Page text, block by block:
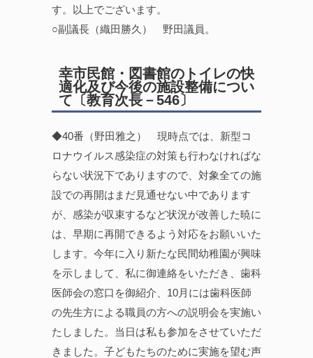
す。以上でございます。
○副議長（織田勝久） 野田議員。
幸市民館・図書館のトイレの快
適化及び今後の施設整備につい
て〔教育次長－546〕
◆40番（野田雅之） 現時点では、新型コ
ロナウイルス感染症の対策も行わなければな
らない状況下でありますので、対象全ての施
設での再開はまだ見通せない中であります
が、感染が収束するなど状況が改善した暁に
は、早期に再開できるよう対応をお願いいた
します。今年に入り新たな民間幼稚園が興味
を示しまして、私に御連絡をいただき、歯科
医師会の窓口を御紹介、10月には歯科医師
の先生方による職員の方への説明会を実施い
たしました。当日は私も参加をさせていただ
きました。子どもたちのために実施を望む声